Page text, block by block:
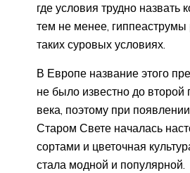
где условия трудно
тем не менее, гиппеаструмы
таких суровых условиях.
В Европе название этого
не было известно до
века, поэтому при
Старом Свете началась
сортами и цветочная
стала модной и популярной.